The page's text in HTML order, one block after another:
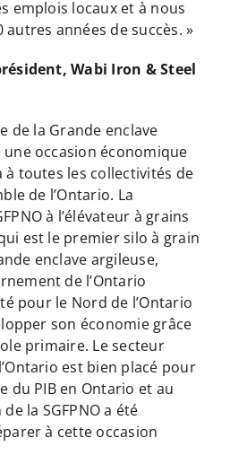
emplois locaux et à nous
années de succès. »
Wabi Iron & Steel
de la Grande enclave
occasion économique
toutes les collectivités de
de l’Ontario. La
à l’élévateur à grains
est le premier silo à grain
enclave argileuse,
de l’Ontario
pour le Nord de l’Ontario
son économie grâce
primaire. Le secteur
est bien placé pour
du PIB en Ontario et au
la SGFPNO a été
à cette occasion